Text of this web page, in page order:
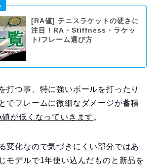
[RA値] テニスラケットの硬さに
注目！RA・Stiffness・ラケッ
ト/フレーム選び方
打つ事、特に強いボールを打ったり
でフレームに微細なダメージが蓄積
が低くなっていきます 。
変化なので気づきにくい部分ではあ
モデルで1年使い込んだものと新品を